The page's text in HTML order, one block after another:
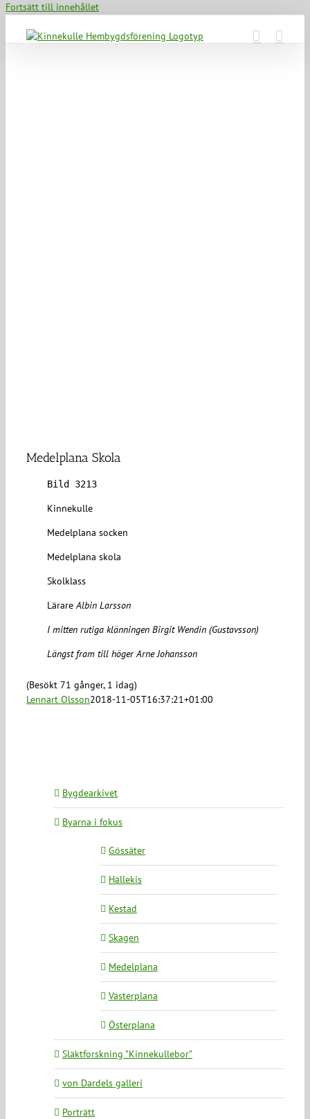
Fortsätt till innehållet
Medelplana Skola
Bild 3213
Kinnekulle
Medelplana socken
Medelplana skola
Skolklass
LärareAlbin Larsson
I mitten rutiga klänningen Birgit Wendin (Gustavsson)
Längst fram till höger Arne Johansson
(Besökt 71 gånger, 1 idag)
Lennart Olsson2018-11-05T16:37:21+01:00
Bygdearkivet
Byarna i fokus
Gössäter
Hällekis
Kestad
Skagen
Medelplana
Västerplana
Österplana
Släktforskning ”Kinnekullebor”
von Dardels galleri
Porträtt